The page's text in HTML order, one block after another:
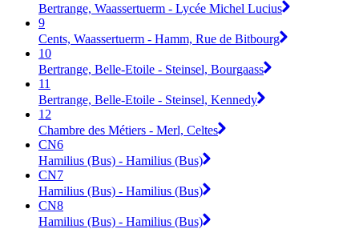
Bertrange, Waassertuerm - Lycée Michel Lucius
9
Cents, Waassertuerm - Hamm, Rue de Bitbourg
10
Bertrange, Belle-Etoile - Steinsel, Bourgaass
11
Bertrange, Belle-Etoile - Steinsel, Kennedy
12
Chambre des Métiers - Merl, Celtes
CN6
Hamilius (Bus) - Hamilius (Bus)
CN7
Hamilius (Bus) - Hamilius (Bus)
CN8
Hamilius (Bus) - Hamilius (Bus)